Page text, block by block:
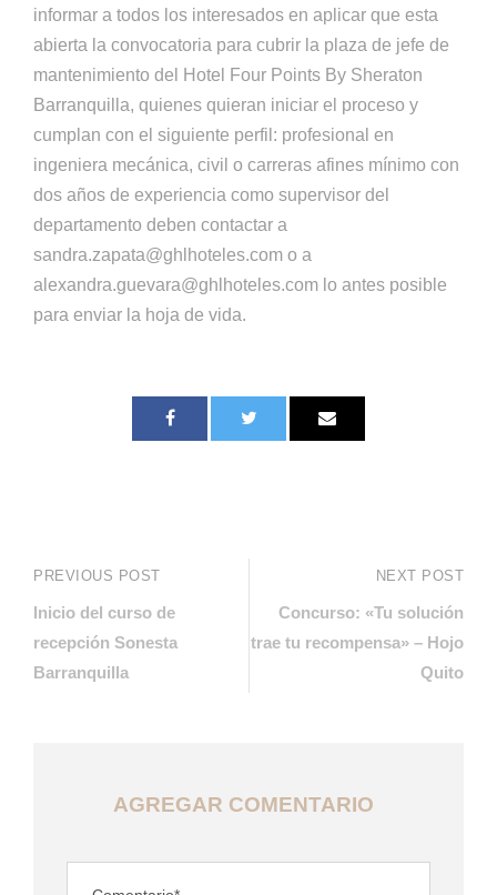
informar a todos los interesados en aplicar que esta
abierta la convocatoria para cubrir la plaza de jefe de
mantenimiento del Hotel Four Points By Sheraton
Barranquilla, quienes quieran iniciar el proceso y
cumplan con el siguiente perfil: profesional en
ingeniera mecánica, civil o carreras afines mínimo con
dos años de experiencia como supervisor del
departamento deben contactar a
sandra.zapata@ghlhoteles.com o a
alexandra.guevara@ghlhoteles.com lo antes posible
para enviar la hoja de vida.
PREVIOUS POST
Inicio del curso de
recepción Sonesta
Barranquilla
NEXT POST
Concurso: «Tu solución
trae tu recompensa» – Hojo
Quito
AGREGAR COMENTARIO